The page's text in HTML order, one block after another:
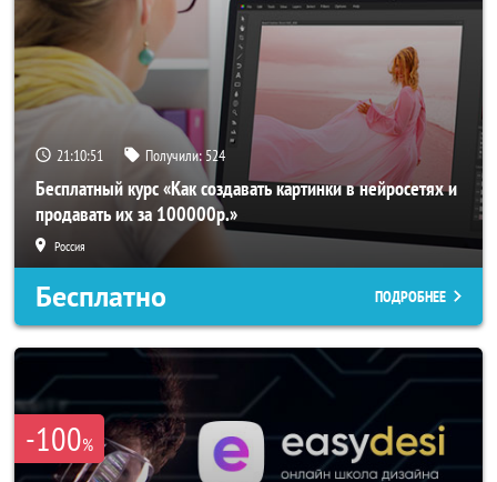
21:10:50 Получили: 524
Бесплатный курс «Как создавать картинки в нейросетях и
продавать их за 100000р.»
Россия
Бесплатно ПОДРОБНЕЕ
-100%